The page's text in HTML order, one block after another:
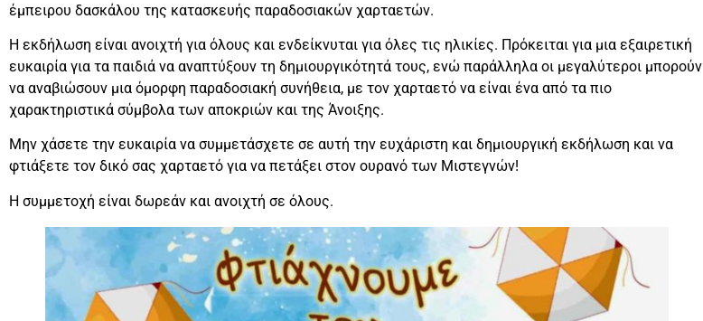
έμπειρου δασκάλου της κατασκευής παραδοσιακών χαρταετών.
Η εκδήλωση είναι ανοιχτή για όλους και ενδείκνυται για όλες τις ηλικίες. Πρόκειται για μια εξαιρετική
ευκαιρία για τα παιδιά να αναπτύξουν τη δημιουργικότητά τους, ενώ παράλληλα οι μεγαλύτεροι μπορούν
να αναβιώσουν μια όμορφη παραδοσιακή συνήθεια, με τον χαρταετό να είναι ένα από τα πιο
χαρακτηριστικά σύμβολα των αποκριών και της Άνοιξης.
Μην χάσετε την ευκαιρία να συμμετάσχετε σε αυτή την ευχάριστη και δημιουργική εκδήλωση και να
φτιάξετε τον δικό σας χαρταετό για να πετάξει στον ουρανό των Μιστεγνών!
Η συμμετοχή είναι δωρεάν και ανοιχτή σε όλους.